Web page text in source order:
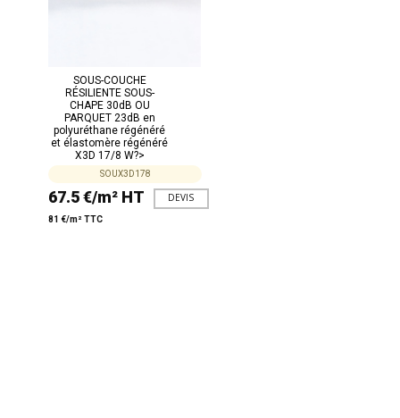
SOUS-COUCHE
RÉSILIENTE SOUS-
CHAPE 30dB OU
PARQUET 23dB en
polyuréthane régénéré
et élastomère régénéré
X3D 17/8 W?>
SOUX3D178
67.5 €/m² HT
81 €/m² TTC
DEVIS